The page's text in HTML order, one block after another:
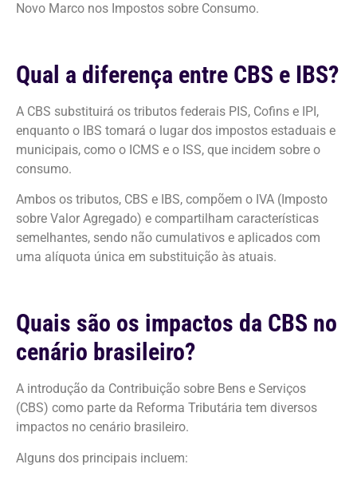
Novo Marco nos Impostos sobre Consumo.
Qual a diferença entre CBS e IBS?
A CBS substituirá os tributos federais PIS, Cofins e IPI,
enquanto o IBS tomará o lugar dos impostos estaduais e
municipais, como o ICMS e o ISS, que incidem sobre o
consumo.
Ambos os tributos, CBS e IBS, compõem o IVA (Imposto
sobre Valor Agregado) e compartilham características
semelhantes, sendo não cumulativos e aplicados com
uma alíquota única em substituição às atuais.
Quais são os impactos da CBS no
cenário brasileiro?
A introdução da Contribuição sobre Bens e Serviços
(CBS) como parte da Reforma Tributária tem diversos
impactos no cenário brasileiro.
Alguns dos principais incluem: